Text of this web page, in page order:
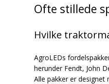
Ofte stillede
Hvilke
AgroLEDs
herunder Fendt, John
Alle pakker er